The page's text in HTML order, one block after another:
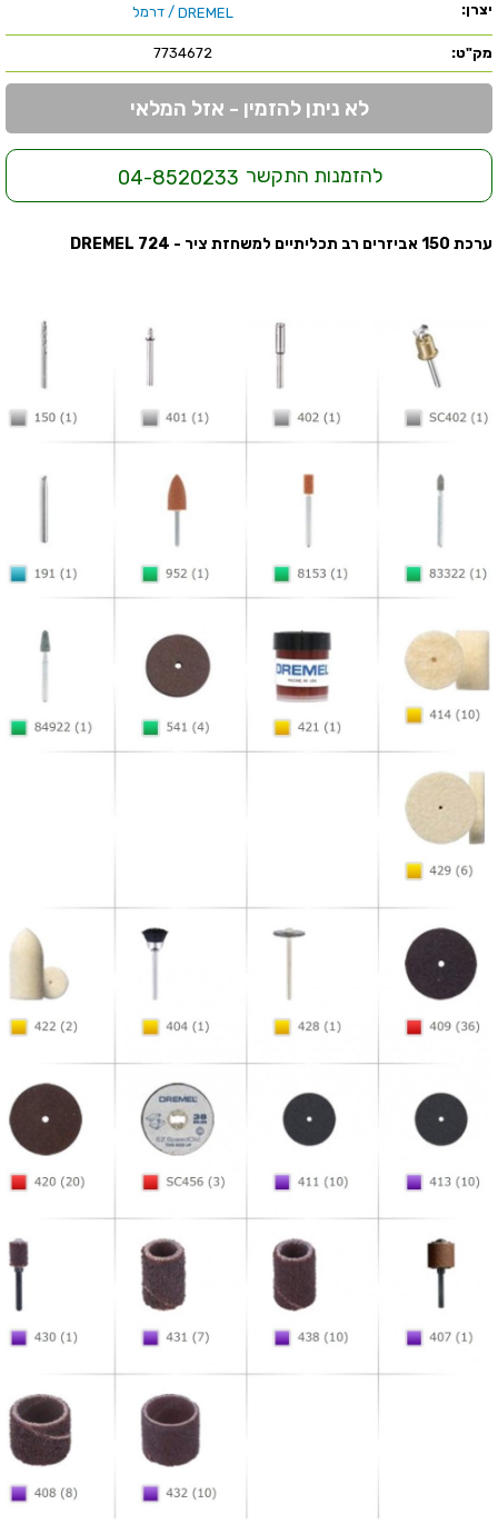
יצרן: DREMEL / דרמל
מק"ט: 7734672
לא ניתן להזמין - אזל המלאי
להזמנות התקשר 04-8520233
ערכת 150 אביזרים רב תכליתיים למשחזת ציר - DREMEL 724